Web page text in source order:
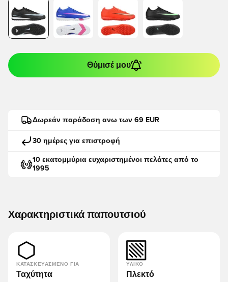
Θύμισέ μου
Δωρεάν παράδοση ανω των 69 EUR
30 ημέρες για επιστροφή
10 εκατομμύρια ευχαριστημένοι πελάτες από το
1995
Χαρακτηριστικά παπουτσιού
ΚΑΤΑΣΚΕΥΑΣΜΈΝΟ ΓΙΑ
Ταχύτητα
ΥΛΙΚΌ
Πλεκτό